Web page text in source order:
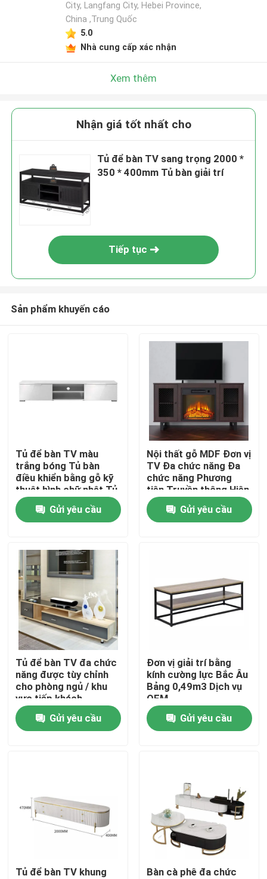
Về chúng tôi
Địa chỉ liên hệ
Sản phẩm
Nội thất phòng gia đình
Nội thất phòng khách
Tủ TV tùy chỉnh
Ghế quầy bar
Bàn cà phê tùy chỉnh
City, Langfang City, Hebei Province,
China ,Trung Quốc
5.0
Nhà cung cấp xác nhận
Xem thêm
Nhận giá tốt nhất cho
Tủ để bàn TV sang trọng 2000 *
350 * 400mm Tủ bàn giải trí
Tiếp tục
Sản phẩm khuyến cáo
Tủ để bàn TV màu
trắng bóng Tủ bàn
điều khiển bằng gỗ kỹ
thuật hình chữ nhật Tủ
TV
Gửi yêu cầu
Nội thất gỗ MDF Đơn vị
TV Đa chức năng Đa
chức năng Phương
tiện Truyền thông Hiện
đại với Kệ lưu trữ
Gửi yêu cầu
Tủ để bàn TV đa chức
năng được tùy chỉnh
cho phòng ngủ / khu
vực tiếp khách
Gửi yêu cầu
Đơn vị giải trí bằng
kính cường lực Bắc Âu
Bảng 0,49m3 Dịch vụ
OEM
Gửi yêu cầu
Tủ để bàn TV khung
Bàn cà phê đa chức